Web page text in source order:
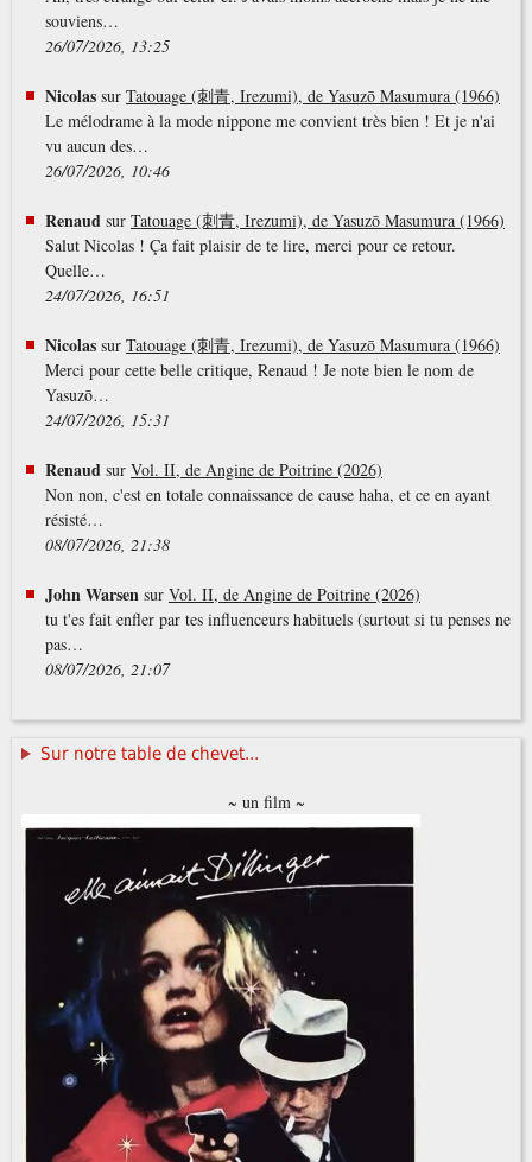
souviens…
26/07/2026, 13:25
Nicolassur Tatouage (刺青, Irezumi), de Yasuzō Masumura (1966)
Le mélodrame à la mode nippone me convient très bien ! Et je n'ai
vu aucun des…
26/07/2026, 10:46
Renaud sur Tatouage (刺青, Irezumi), de Yasuzō Masumura (1966)
Salut Nicolas ! Ça fait plaisir de te lire, merci pour ce retour.
Quelle…
24/07/2026, 16:51
Nicolassur Tatouage (刺青, Irezumi), de Yasuzō Masumura (1966)
Merci pour cette belle critique, Renaud ! Je note bien le nom de
Yasuzō…
24/07/2026, 15:31
Renaud sur Vol. II, de Angine de Poitrine (2026)
Non non, c'est en totale connaissance de cause haha, et ce en ayant
résisté…
08/07/2026, 21:38
John Warsen sur Vol. II, de Angine de Poitrine (2026)
tu t'es fait enfler par tes influenceurs habituels (surtout si tu penses ne
pas…
08/07/2026, 21:07
Sur notre table de chevet...
~ un film ~